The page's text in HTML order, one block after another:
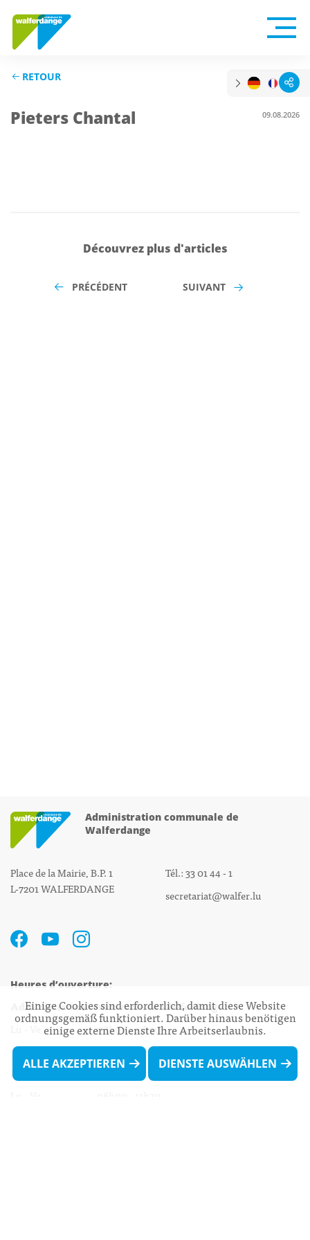
RETOUR
Pieters Chantal 09.08.2026
Découvrez plus d'articles
PRÉCÉDENT SUIVANT
Administration communale de
Walferdange
Place de la Mairie, B.P. 1
L-7201 WALFERDANGE
Tél.: 33 01 44 - 1
secretariat@walfer.lu
Heures d’ouverture:
Administration communale de Walferdange
Lu - Ve 08h00 - 11h30
13h30 - 16h00
Biergercenter
Einige Cookies sind erforderlich, damit diese Website
ordnungsgemäß funktioniert. Darüber hinaus benötigen
einige externe Dienste Ihre Arbeitserlaubnis.
ALLE AKZEPTIEREN DIENSTE AUSWÄHLEN